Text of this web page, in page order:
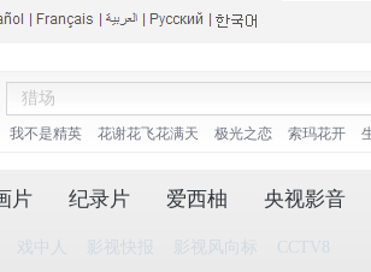
我不是精英 花谢花飞花满天 极光之恋 索玛花开
戏中人 影视快报 影视风向标 CCTV8
片 纪录片 爱西柚 央视影音